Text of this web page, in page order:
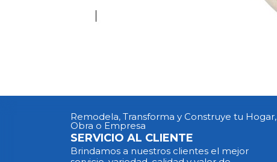
Remodela, Transforma y Construye tu Hogar,
Obra o Empresa
SERVICIO AL CLIENTE
Brindamos a nuestros clientes el mejor